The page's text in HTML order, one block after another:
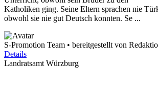
Katholiken ging. Seine Eltern sprachen nie
obwohl sie nie gut Deutsch konnten. Se ...
S-Promotion Team • bereitgestellt von
Details
Landratsamt Würzburg